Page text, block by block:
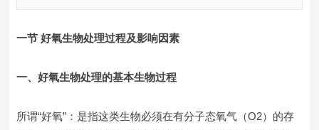
一节 好氧生物处理过程及影响因素
一、好氧生物处理的基本生物过程
所谓“好氧”：是指这类生物必须在有分子态氧气（O2）的存